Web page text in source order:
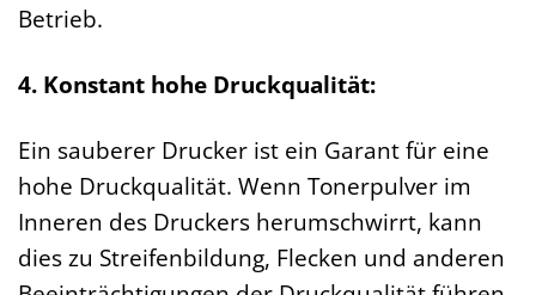
Betrieb.
4. Konstant hohe Druckqualität:
Ein sauberer Drucker ist ein Garant für eine
hohe Druckqualität. Wenn Tonerpulver im
Inneren des Druckers herumschwirrt, kann
dies zu Streifenbildung, Flecken und anderen